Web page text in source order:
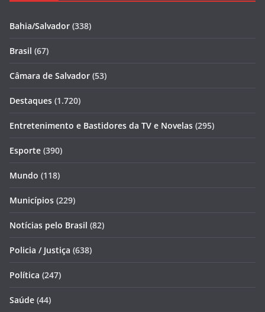
Bahia/Salvador (338)
Brasil (67)
Câmara de Salvador (53)
Destaques (1.720)
Entretenimento e Bastidores da TV e Novelas (295)
Esporte (390)
Mundo (118)
Municípios (229)
Notícias pelo Brasil (82)
Policia / Justiça (638)
Política (247)
Saúde (44)